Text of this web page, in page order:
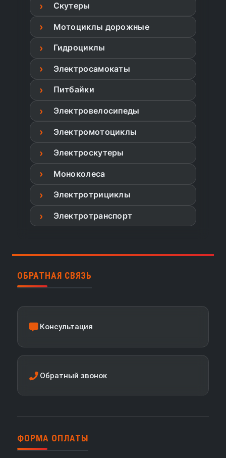
Скутеры
Мотоциклы дорожные
Гидроциклы
Электросамокаты
Питбайки
Электровелосипеды
Электромотоциклы
Электроскутеры
Моноколеса
Электротрициклы
Электротранспорт
ОБРАТНАЯ СВЯЗЬ
Консультация
Обратный звонок
ФОРМА ОПЛАТЫ